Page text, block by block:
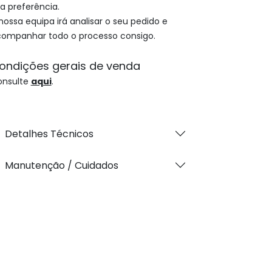
preferência.
equipa irá analisar o seu pedido e
todo o processo consigo.
gerais de venda
aqui.
Detalhes Técnicos
Manutenção / Cuidados